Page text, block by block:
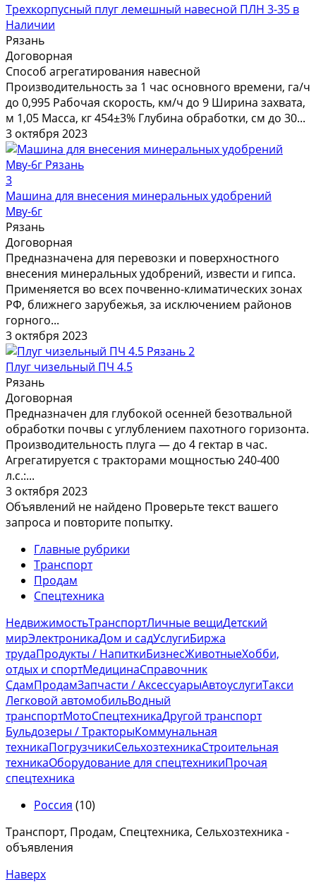
Трехкорпусный плуг лемешный навесной ПЛН 3-35 в
Наличии
Рязань
Договорная
Способ агрегатирования навесной
Производительность за 1 час основного времени, га/ч
до 0,995 Рабочая скорость, км/ч до 9 Ширина захвата,
м 1,05 Масса, кг 454±3% Глубина обработки, см до 30...
3 октября 2023
3
Машина для внесения минеральных удобрений
Мву-6г
Рязань
Договорная
Предназначена для перевозки и поверхностного
внесения минеральных удобрений, извести и гипса.
Применяется во всех почвенно-климатических зонах
РФ, ближнего зарубежья, за исключением районов
горного...
3 октября 2023
2
Плуг чизельный ПЧ 4.5
Рязань
Договорная
Предназначен для глубокой осенней безотвальной
обработки почвы с углублением пахотного горизонта.
Производительность плуга — до 4 гектар в час.
Агрегатируется с тракторами мощностью 240-400
л.с.:...
3 октября 2023
Объявлений не найдено Проверьте текст вашего
запроса и повторите попытку.
Главные рубрики
Транспорт
Продам
Спецтехника
НедвижимостьТранспортЛичные вещиДетский
мирЭлектроникаДом и садУслугиБиржа
трудаПродукты / НапиткиБизнесЖивотныеХобби,
отдых и спортМедицинаСправочник
СдамПродамЗапчасти / АксессуарыАвтоуслугиТакси
Легковой автомобильВодный
транспортМотоСпецтехникаДругой транспорт
Бульдозеры / ТракторыКоммунальная
техникаПогрузчикиСельхозтехникаСтроительная
техникаОборудование для спецтехникиПрочая
спецтехника
Россия (10)
Транспорт, Продам, Спецтехника, Сельхозтехника -
объявления
Наверх